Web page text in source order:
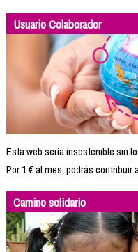
Usuario Colaborador
Esta web sería insostenible sin
Por 1 € al mes, podrás contribuir
Camino solidario